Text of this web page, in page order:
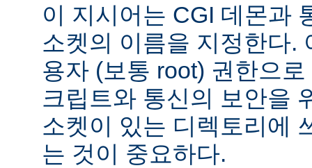
이 지시어는 CGI 데몬과
소켓의 이름을 지정한다.
용자 (보통 root) 권한으
크립트와 통신의 보안을
소켓이 있는 디렉토리에
는 것이 중요하다.